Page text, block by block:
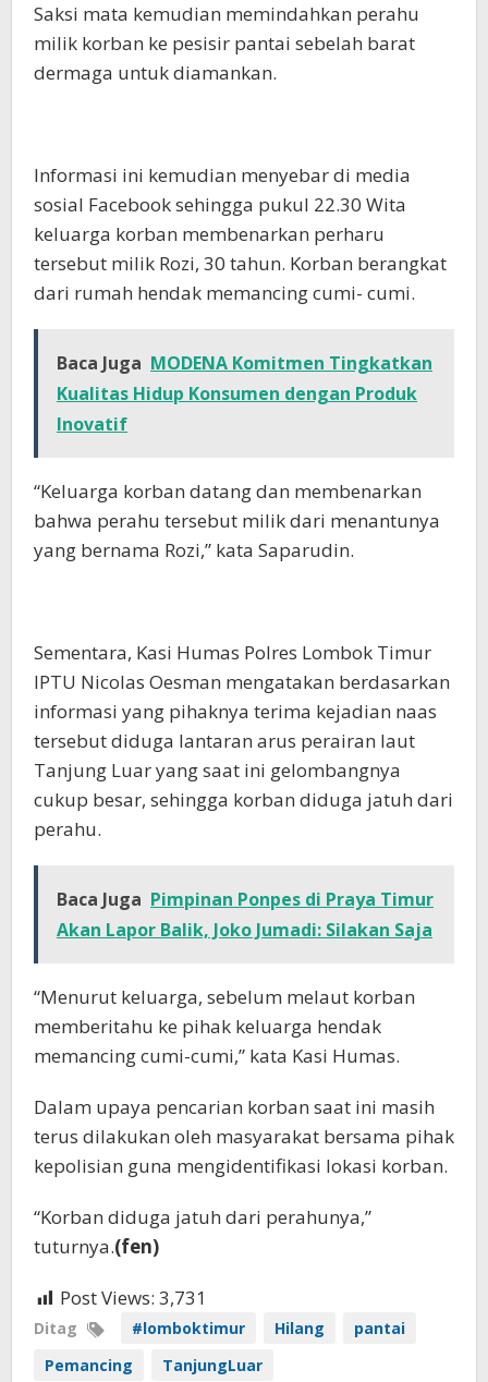
Saksi mata kemudian memindahkan perahu
milik korban ke pesisir pantai sebelah barat
dermaga untuk diamankan.
Informasi ini kemudian menyebar di media
sosial Facebook sehingga pukul 22.30 Wita
keluarga korban membenarkan perharu
tersebut milik Rozi, 30 tahun. Korban berangkat
dari rumah hendak memancing cumi- cumi.
Baca Juga MODENA Komitmen Tingkatkan
Kualitas Hidup Konsumen dengan Produk
Inovatif
“Keluarga korban datang dan membenarkan
bahwa perahu tersebut milik dari menantunya
yang bernama Rozi,” kata Saparudin.
Sementara, Kasi Humas Polres Lombok Timur
IPTU Nicolas Oesman mengatakan berdasarkan
informasi yang pihaknya terima kejadian naas
tersebut diduga lantaran arus perairan laut
Tanjung Luar yang saat ini gelombangnya
cukup besar, sehingga korban diduga jatuh dari
perahu.
Baca Juga Pimpinan Ponpes di Praya Timur
Akan Lapor Balik, Joko Jumadi: Silakan Saja
“Menurut keluarga, sebelum melaut korban
memberitahu ke pihak keluarga hendak
memancing cumi-cumi,” kata Kasi Humas.
Dalam upaya pencarian korban saat ini masih
terus dilakukan oleh masyarakat bersama pihak
kepolisian guna mengidentifikasi lokasi korban.
“Korban diduga jatuh dari perahunya,”
tuturnya.(fen)
Post Views: 3,731
Ditag #lomboktimur Hilang
pantai
Pemancing
TanjungLuar